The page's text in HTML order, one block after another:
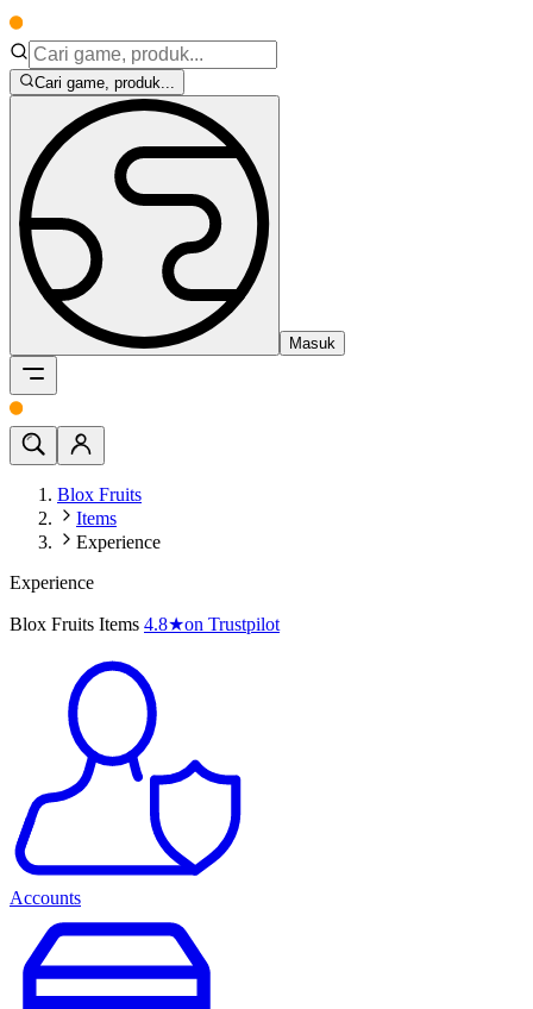
Cari game, produk...
Masuk
Blox Fruits
Items
Experience
Experience
Blox Fruits Items 4.8★on Trustpilot
Accounts